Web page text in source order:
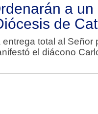
a un
de
total al Señor
el diácono